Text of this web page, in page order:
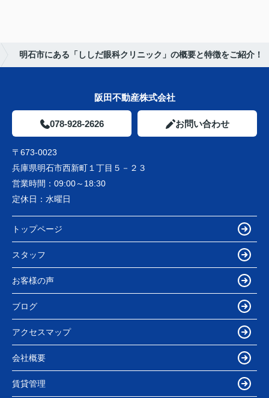
明石市にある「ししだ眼科クリニック」の概要と特徴をご紹介！
阪田不動産株式会社
078-928-2626 お問い合わせ
〒673-0023
兵庫県明石市西新町１丁目５－２３
営業時間： 09:00～18:30
定休日： 水曜日
トップページ
スタッフ
お客様の声
ブログ
アクセスマップ
会社概要
賃貸管理